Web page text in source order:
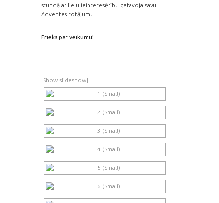
stundā ar lielu ieinteresētību gatavoja savu
Adventes rotājumu.
Prieks par veikumu!
[Show slideshow]